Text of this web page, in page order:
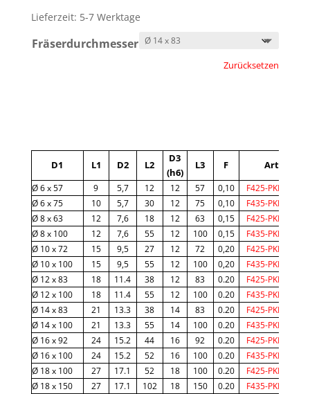
Lieferzeit: 5-7 Werktage
Fräserdurchmesser
Zurücksetzen
r
n
a
t
i
v
e
:
D1 L1 D2 L2
D3
(h6)
L3 F Art.-Code
Ø 6 x 57 9 5,7 12 12 57 0,10
F425-PKD-
Ø 6 x 75
10 5,7 30 12 75 0,10
F435-PKD-
Ø 8 x 63
12 7,6 18 12 63 0,15
F425-PKD-
Ø 8 x 100
12 7,6 55 12 100 0,15
F435-PKD-
Ø 10 x 72
15 9,5 27 12 72 0,20
F425-PKD-
Ø 10 x 100
15 9,5 55 12 100 0,20
F435-PKD-
Ø 12 x 83
18 11.4 38 12 83 0.20
F425-PKD-
Ø 12 x 100
18 11.4 55 12 100 0.20
F435-PKD-
Ø 14 x 83
21 13.3 38 14 83 0.20
F425-PKD-
Ø 14 x 100
21 13.3 55 14 100 0.20
F435-PKD-
Ø 16 x 92
24 15.2 44 16 92 0.20
F425-PKD-
Ø 16 x 100
24 15.2 52 16 100 0.20
F435-PKD-
Ø 18 x 100
27 17.1 52 18 100 0.20
F425-PKD-
Ø 18 x 150
27 17.1 102 18 150 0.20
F435-PKD-